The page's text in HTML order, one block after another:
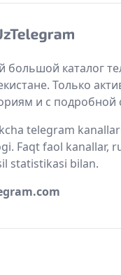
большой каталог
Только
и с подробной
telegram
Faqt faol kanallar,
statistikasi bilan.